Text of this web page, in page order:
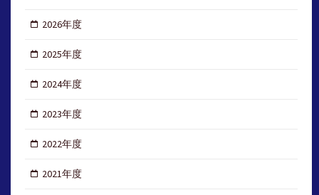
2026年度
2025年度
2024年度
2023年度
2022年度
2021年度